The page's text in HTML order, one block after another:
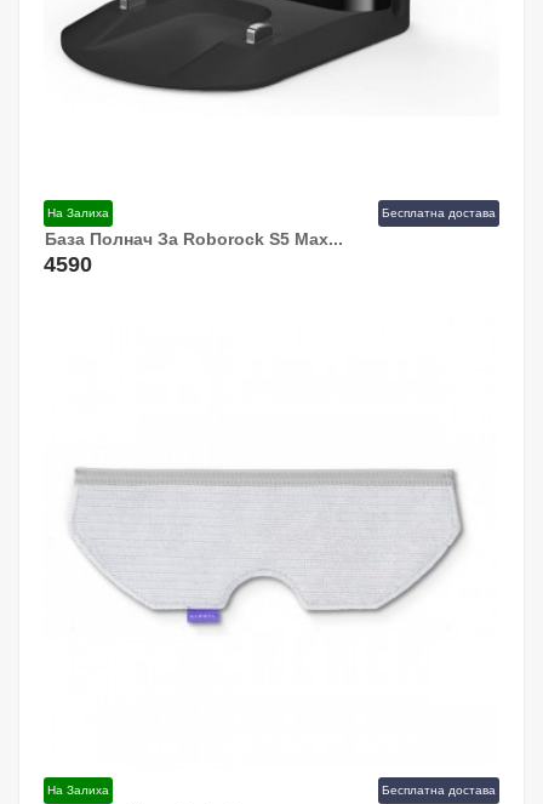
На Залиха Бесплатна достава
База Полнач За Roborock S5 Max...
4590
Додај Во Кошница!
На Залиха Бесплатна достава